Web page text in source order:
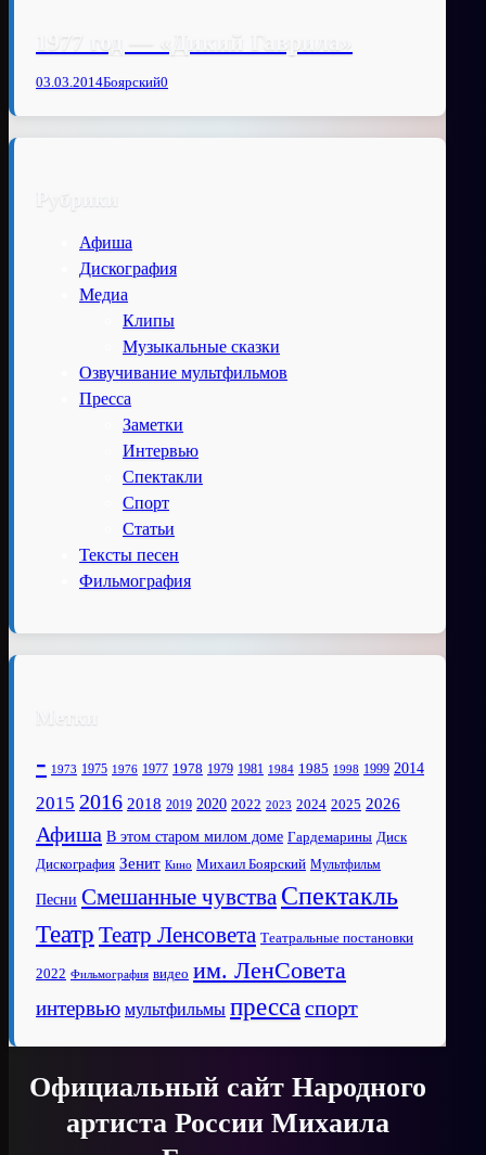
1977 год — «Дикий Гаврила»
03.03.2014Боярский0
Рубрики
Афиша
Дискография
Медиа
Клипы
Музыкальные сказки
Озвучивание мультфильмов
Пресса
Заметки
Интервью
Спектакли
Спорт
Статьи
Тексты песен
Фильмография
Метки
- 1973 1975 1976 1977 1978 1979 1981 1984 1985 1998 1999 2014
2015 2016 2018 2019 2020 2022 2023 2024 2025 2026
Афиша В этом старом милом доме Гардемарины Диск
Дискография Зенит Кино Михаил Боярский Мультфильм
Песни Смешанные чувства Спектакль
Театр Театр Ленсовета Театральные постановки
2022 Фильмография видео им. ЛенСовета
интервью мультфильмы пресса спорт
Официальный сайт Народного
артиста России Михаила